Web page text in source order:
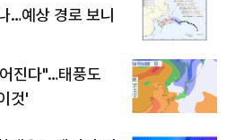
…예상 경로 보니
진다"…태풍도
것'